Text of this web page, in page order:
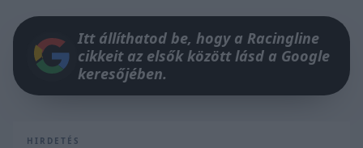
Itt állíthatod be, hogy a Racingline
cikkeit az elsők között lásd a Google
keresőjében.
HIRDETÉS